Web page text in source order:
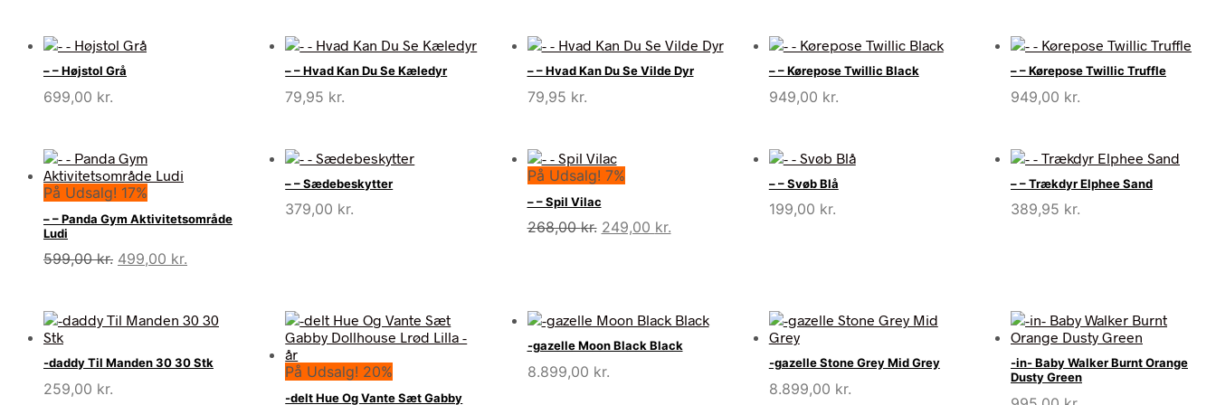
var:
279,95 kr..
er:
239,95 kr..
– – Højstol Grå
699,00 kr.
– – Hvad Kan Du Se Kæledyr
79,95 kr.
– – Hvad Kan Du Se Vilde Dyr
79,95 kr.
– – Kørepose Twillic Black
949,00 kr.
– – Kørepose Twillic Truffle
949,00 kr.
På Udsalg! 17%
– – Panda Gym Aktivitetsområde
Ludi
599,00kr. Den
var:
599,00 kr..
499,00 kr.
er:
499,00 kr..
– – Sædebeskytter
379,00 kr.
På Udsalg! 7%
– – Spil Vilac
268,00kr. Den
249,00 kr.Den
– – Svøb Blå
199,00 kr.
– – Trækdyr Elphee Sand
389,95 kr.
-daddy Til Manden 30 30 Stk
259,00 kr.
På Udsalg! 20%
-delt Hue Og Vante Sæt Gabby
-gazelle Moon Black Black
8.899,00 kr. -gazelle Stone Grey Mid Grey
8.899,00 kr.
-in- Baby Walker Burnt Orange
Dusty Green